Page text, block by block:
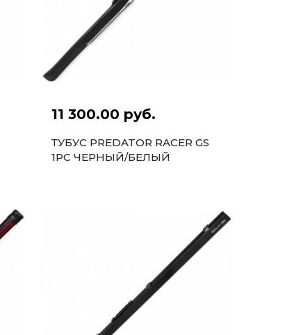
11 300.00 руб.
ТУБУС PREDATOR RACER GS
1PC ЧЕРНЫЙ/БЕЛЫЙ